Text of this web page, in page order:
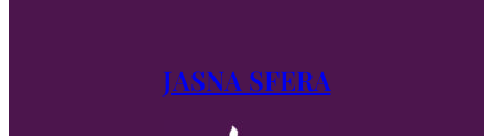
JASNA SFERA